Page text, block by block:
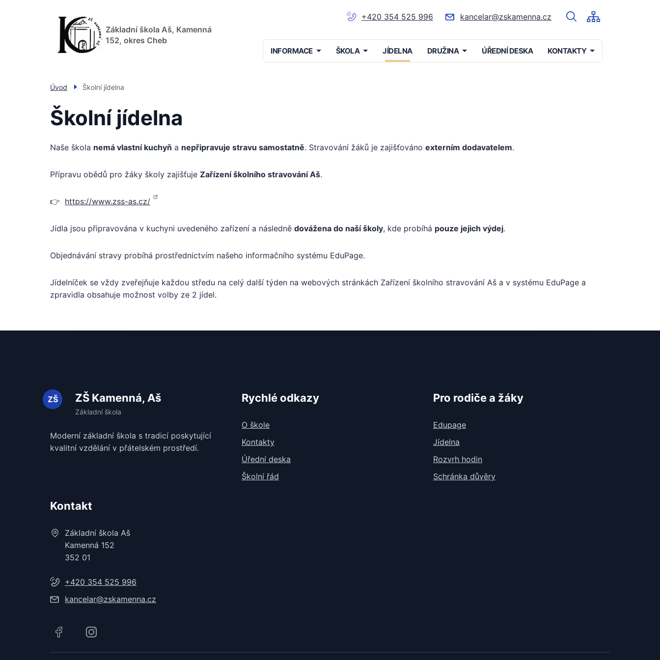
Základní škola Aš, Kamenná
152, okres Cheb
+420 354 525 996 kancelar@zskamenna.cz
Menu
INFORMACE ŠKOLA JÍDELNA DRUŽINA ÚŘEDNÍ DESKA KONTAKTY
Úvod Školní jídelna
Školní jídelna
Naše škola nemá vlastní kuchyň a nepřipravuje stravu samostatně. Stravování žáků je zajišťováno externím dodavatelem.
Přípravu obědů pro žáky školy zajišťuje Zařízení školního stravování Aš.
👉 https://www.zss-as.cz/
Jídla jsou připravována v kuchyni uvedeného zařízení a následně dovážena do naší školy, kde probíhá pouze jejich výdej.
Objednávání stravy probíhá prostřednictvím našeho informačního systému EduPage.
Jídelníček se vždy zveřejňuje každou středu na celý další týden na webových stránkách Zařízení školního stravování Aš a v systému EduPage a
zpravidla obsahuje možnost volby ze 2 jídel.
ZŠ Kamenná, Aš
Moderní základní škola s tradicí poskytující
kvalitní vzdělání v přátelském prostředí.
Rychlé odkazy
O škole
Kontakty
Úřední deska
Školní řád
Pro rodiče a žáky
Edupage
Jídelna
Rozvrh hodin
Schránka důvěry
Kontakt
Základní škola Aš
Kamenná 152
352 01
+420 354 525 996
kancelar@zskamenna.cz